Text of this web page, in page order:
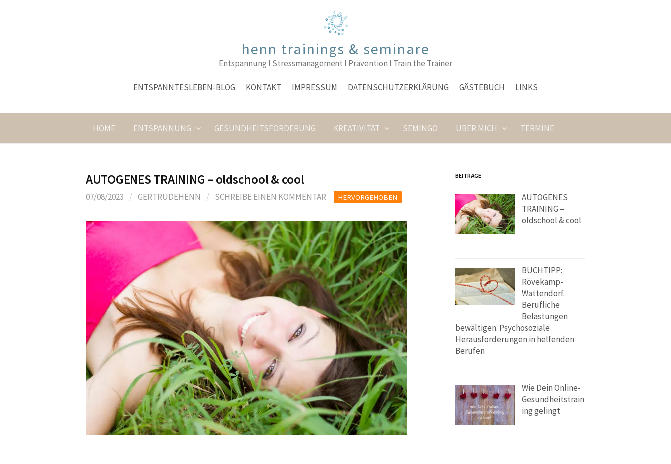
henn trainings & seminare
Entspannung I Stressmanagement I Prävention I Train the Trainer
ENTSPANNTESLEBEN-BLOG KONTAKT IMPRESSUM DATENSCHUTZERKLÄRUNG GÄSTEBUCH LINKS
HOME ENTSPANNUNG GESUNDHEITSFÖRDERUNG KREATIVITÄT SEMINGO ÜBER MICH TERMINE
AUTOGENES TRAINING – oldschool & cool
07/08/2023 / GERTRUDEHENN / SCHREIBE EINEN KOMMENTAR HERVORGEHOBEN
BEITRÄGE
AUTOGENES
TRAINING –
oldschool & cool
BUCHTIPP:
Rövekamp-
Wattendorf.
Berufliche
Belastungen
bewältigen. Psychosoziale
Herausforderungen in helfenden
Berufen
Wie Dein Online-
Gesundheitstrain
ing gelingt